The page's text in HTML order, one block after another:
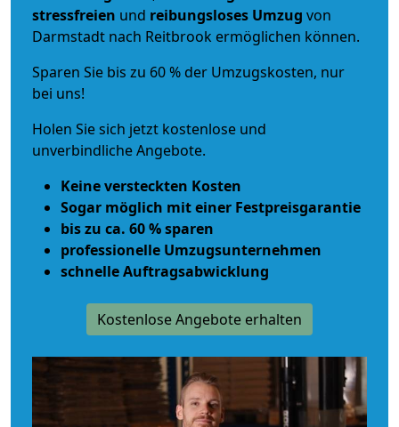
stressfreien und reibungsloses Umzug von
Darmstadt nach Reitbrook ermöglichen können.
Sparen Sie bis zu 60 % der Umzugskosten, nur
bei uns!
Holen Sie sich jetzt kostenlose und
unverbindliche Angebote.
Keine versteckten Kosten
Sogar möglich mit einer Festpreisgarantie
bis zu ca. 60 % sparen
professionelle Umzugsunternehmen
schnelle Auftragsabwicklung
Kostenlose Angebote erhalten